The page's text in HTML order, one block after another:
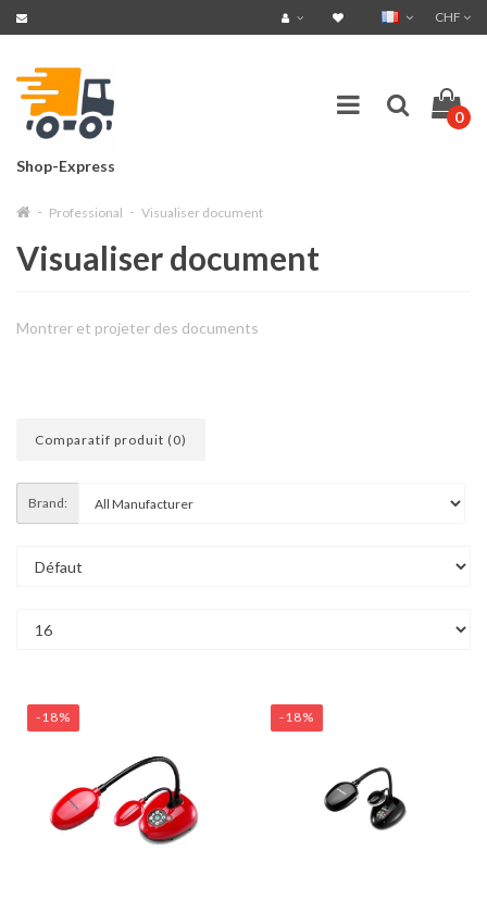
CHF
Shop-Express
0
Professional Visualiser document
Visualiser document
Montrer et projeter des documents
Comparatif produit (0)
Brand:
-18% -18%